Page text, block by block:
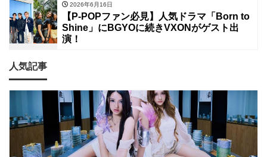
2026年6月16日
【P-POPファン必見】人気ドラマ「Born to
Shine」にBGYOに続きVXONがゲスト出
演！
人気記事